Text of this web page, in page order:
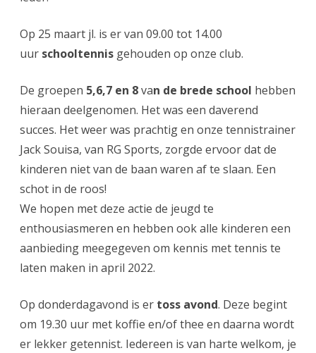
Op 25 maart jl. is er van 09.00 tot 14.00
uur schooltennis gehouden op onze club.
De groepen 5,6,7 en 8van de brede school hebben
hieraan deelgenomen. Het was een daverend
succes. Het weer was prachtig en onze tennistrainer
Jack Souisa, van RG Sports, zorgde ervoor dat de
kinderen niet van de baan waren af te slaan. Een
schot in de roos!
We hopen met deze actie de jeugd te
enthousiasmeren en hebben ook alle kinderen een
aanbieding meegegeven om kennis met tennis te
laten maken in april 2022.
Op donderdagavond is er toss avond. Deze begint
om 19.30 uur met koffie en/of thee en daarna wordt
er lekker getennist. Iedereen is van harte welkom, je